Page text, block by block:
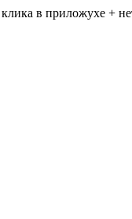
в приложухе +